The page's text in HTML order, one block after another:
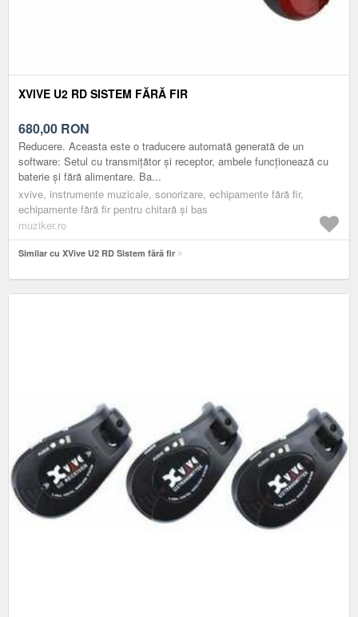
XVIVE U2 RD SISTEM FĂRĂ FIR
680,00 RON
Reducere. Aceasta este o traducere automată generată de un
software: Setul cu transmițător și receptor, ambele funcționează cu
baterie și fără alimentare. Ba...
xvive, instrumente muzicale, sonorizare, echipamente fără fir,
echipamente fără fir pentru chitară și bas
muziker.ro
Similar cu XVive U2 RD Sistem fără fir